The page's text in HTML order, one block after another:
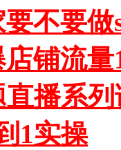
不要做
铺流量
播系列
1实操